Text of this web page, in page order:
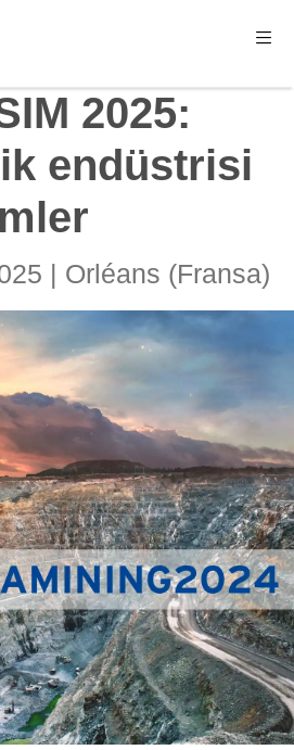
2025:
endüstrisi
| Orléans (Fransa)